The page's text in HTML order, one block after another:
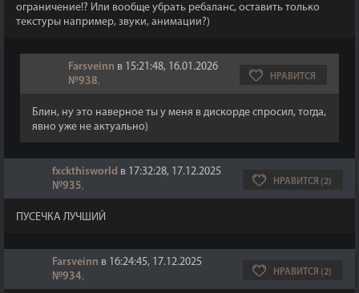
ограничение!? Или вообще убрать ребаланс, оставить только
текстуры например, звуки, анимации?)
Farsveinn в 15:21:48, 16.01.2026
№938, НРАВИТСЯ
Блин, ну это наверное ты у меня в дискорде спросил, тогда,
явно уже не актуально)
fxckthisworld в 17:32:28, 17.12.2025
№935, НРАВИТСЯ (2)
ПУСЕЧКА ЛУЧШИЙ
Farsveinn в 16:24:45, 17.12.2025
№934, НРАВИТСЯ (2)